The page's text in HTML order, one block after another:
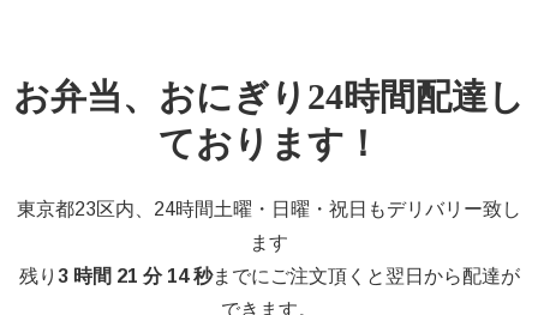
お弁当、おにぎり24時間配達し
ております！
東京都23区内、24時間土曜・日曜・祝日もデリバリー致し
ます
残り 3 時間 21 分 13 秒までにご注文頂くと翌日から配達が
できます。